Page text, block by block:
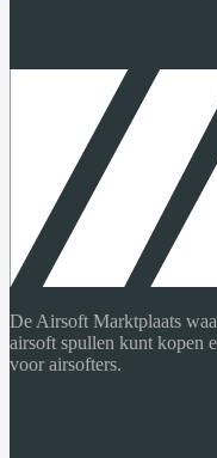
De Airsoft Marktplaats
airsoft spullen kunt kopen
voor airsofters.